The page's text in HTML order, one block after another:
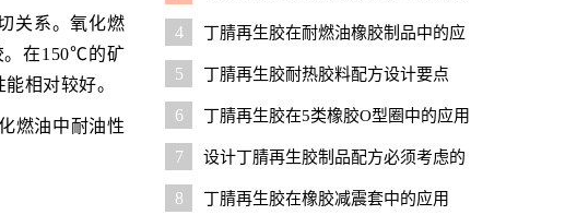
关系。氧化燃
。在150℃的矿
相对较好。
燃油中耐油性
技巧
4
丁腈再生胶在耐燃油橡胶制品中的应
用技巧
5 丁腈再生胶耐热胶料配方设计要点
6 丁腈再生胶在5类橡胶O型圈中的应用
7
设计丁腈再生胶制品配方必须考虑的
几个问题
8 丁腈再生胶在橡胶减震套中的应用